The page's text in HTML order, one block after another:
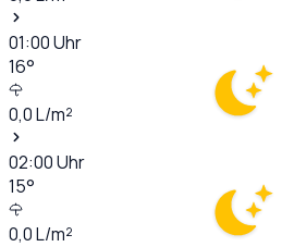
01:00Uhr
16°
0,0L/m²
02:00Uhr
15°
0,0L/m²